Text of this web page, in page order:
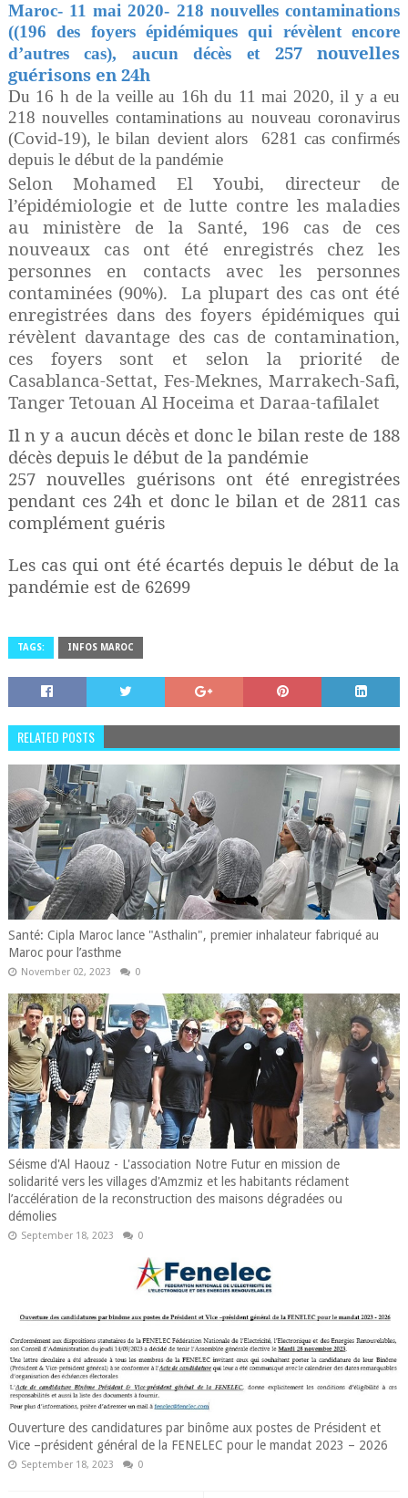
Maroc- 11 mai 2020- 218 nouvelles contaminations
((196 des foyers épidémiques qui révèlent encore
d’autres cas), aucun décès et 257 nouvelles
guérisons en 24h
Du 16 h de la veille au 16h du 11 mai 2020, il y a eu
218 nouvelles contaminations au nouveau coronavirus
(Covid-19), le bilan devient alors
6281 cas confirmés
depuis le début de la pandémie
Selon Mohamed El Youbi, directeur de
l’épidémiologie et de lutte contre les maladies
au ministère de la Santé, 196 cas de ces
nouveaux cas ont été enregistrés chez les
personnes en contacts avec les personnes
contaminées (90%).
La plupart des cas ont été
enregistrées dans des foyers épidémiques qui
révèlent davantage des cas de contamination,
ces foyers sont et selon la priorité de
Casablanca-Settat, Fes-Meknes, Marrakech-Safi,
Tanger Tetouan Al Hoceima et Daraa-tafilalet
Il n y a aucun décès et donc le bilan reste de 188
décès depuis le début de la pandémie
257 nouvelles guérisons ont été enregistrées
pendant ces 24h et donc le bilan et de 2811 cas
complément guéris
Les cas qui ont été écartés depuis le début de la
pandémie est de 62699
TAGS: INFOS MAROC
RELATED POSTS
Santé: Cipla Maroc lance "Asthalin", premier inhalateur fabriqué au
Maroc pour l’asthme
November 02, 2023 0
Séisme d'Al Haouz - L'association Notre Futur en mission de
solidarité vers les villages d'Amzmiz et les habitants réclament
l’accélération de la reconstruction des maisons dégradées ou
démolies
September 18, 2023 0
Ouverture des candidatures par binôme aux postes de Président et
Vice –président général de la FENELEC pour le mandat 2023 – 2026
September 18, 2023 0